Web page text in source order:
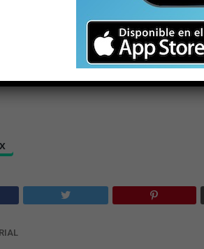
nivel de división y odiosidad?
si vale la pena. Cuando
que estaban nuestras
2021 los podemos corregir.
X